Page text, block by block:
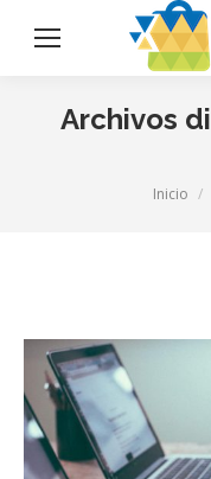
Archivos
Estás
Inicio